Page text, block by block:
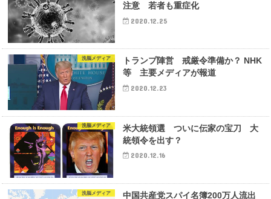
注意 若者も重症化
2020.12.25
洗脳メディア
トランプ陣営 戒厳令準備か？ NHK
等 主要メディアが報道
2020.12.23
洗脳メディア
米大統領選 ついに伝家の宝刀 大
統領令を出す？
2020.12.16
洗脳メディア
中国共産党スパイ名簿200万人流出